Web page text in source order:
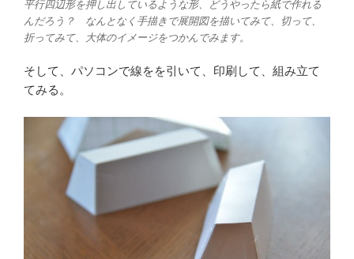
平行四辺形を押し出しているような形、どうやったら紙で作れる
んだろう？ なんとなく手描きで展開図を描いてみて、切って、
折ってみて、大体のイメージをつかんでみます。
そして、パソコンで線をを引いて、印刷して、組み立て
てみる。